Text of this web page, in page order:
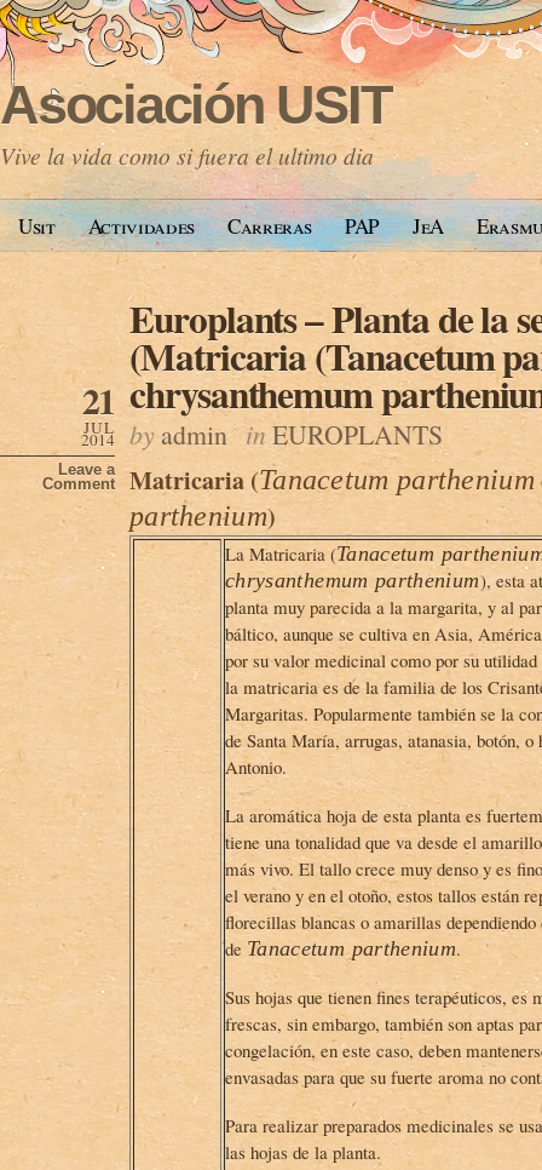
Asociación USIT
Vive la vida como si fuera el ultimo dia
Usit Actividades Carreras PAP JeA
Europlants – Planta de la
(Matricaria (Tanacetum
chrysanthemum
21
JUL
2014
Leave a
Comment
by admin in EUROPLANTS
Matricaria (Tanacetum parthenium
parthenium)
La Matricaria (Tanacetum
chrysanthemum parthenium), esta
planta muy parecida a la margarita, y al
báltico, aunque se cultiva en Asia,
por su valor medicinal como por su
la matricariaes de la familia de los
Margaritas. Popularmente también se la
de Santa María, arrugas, atanasia, botón, o
Antonio.
La aromática hoja de esta planta es
tiene una tonalidad que va desde el
más vivo. El tallo crece muy denso y es
el verano y en el otoño, estos tallos están
florecillas blancas o amarillas dependiendo
de Tanacetum parthenium.
Sus hojas que tienen fines terapéuticos, es
frescas, sin embargo, también son aptas
congelación, en este caso, deben
envasadas para que su fuerte aroma no
Para realizar preparados medicinales se
las hojas de la planta.